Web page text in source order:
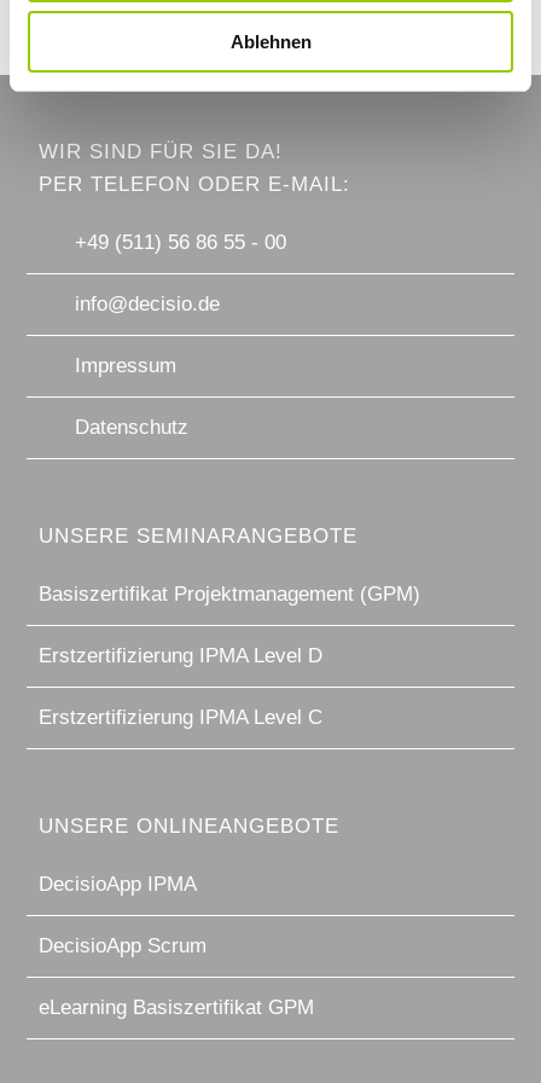
Ablehnen
WIR SIND FÜR SIE DA!
PER TELEFON ODER E-MAIL:
+49 (511) 56 86 55 - 00
info@decisio.de
Impressum
Datenschutz
UNSERE SEMINARANGEBOTE
Basiszertifikat Projektmanagement (GPM)
Erstzertifizierung IPMA Level D
Erstzertifizierung IPMA Level C
UNSERE ONLINEANGEBOTE
DecisioApp IPMA
DecisioApp Scrum
eLearning Basiszertifikat GPM